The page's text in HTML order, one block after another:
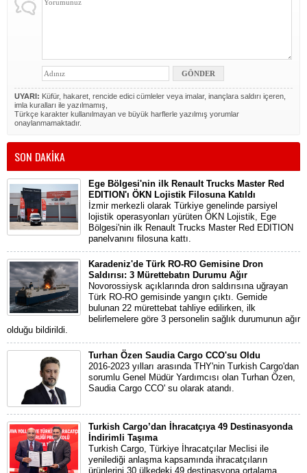
UYARI: Küfür, hakaret, rencide edici cümleler veya imalar, inançlara saldırı içeren,
imla kuralları ile yazılmamış,
Türkçe karakter kullanılmayan ve büyük harflerle yazılmış yorumlar
onaylanmamaktadır.
SON DAKİKA
Ege Bölgesi'nin ilk Renault Trucks Master Red
EDITION'ı ÖKN Lojistik Filosuna Katıldı
İzmir merkezli olarak Türkiye genelinde parsiyel
lojistik operasyonları yürüten ÖKN Lojistik, Ege
Bölgesi'nin ilk Renault Trucks Master Red EDITION
panelvanını filosuna kattı.
Karadeniz'de Türk RO-RO Gemisine Dron
Saldırısı: 3 Mürettebatın Durumu Ağır
Novorossiysk açıklarında dron saldırısına uğrayan
Türk RO-RO gemisinde yangın çıktı. Gemide
bulunan 22 mürettebat tahliye edilirken, ilk
belirlemelere göre 3 personelin sağlık durumunun ağır
olduğu bildirildi.
Turhan Özen Saudia Cargo CCO'su Oldu
2016-2023 yılları arasında THY'nin Turkish Cargo'dan
sorumlu Genel Müdür Yardımcısı olan Turhan Özen,
Saudia Cargo CCO' su olarak atandı.
Turkish Cargo’dan İhracatçıya 49 Destinasyonda
İndirimli Taşıma
Turkish Cargo, Türkiye İhracatçılar Meclisi ile
yenilediği anlaşma kapsamında ihracatçıların
ürünlerini 30 ülkedeki 49 destinasyona ortalama